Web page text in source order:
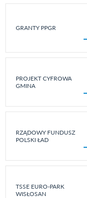
GRANTY PPGR
PROJEKT CYFROWA
GMINA
RZĄDOWY FUNDUSZ
POLSKI ŁAD
TSSE EURO-PARK
WISŁOSAN